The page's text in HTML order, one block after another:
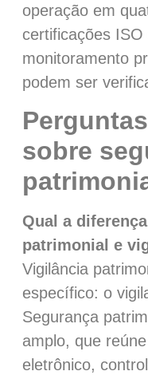
operação em
certificações
monitoramento
podem ser
sobre
Qual a
patrimonial e
Vigilância
específico: o
Segurança
amplo, que
eletrônico,